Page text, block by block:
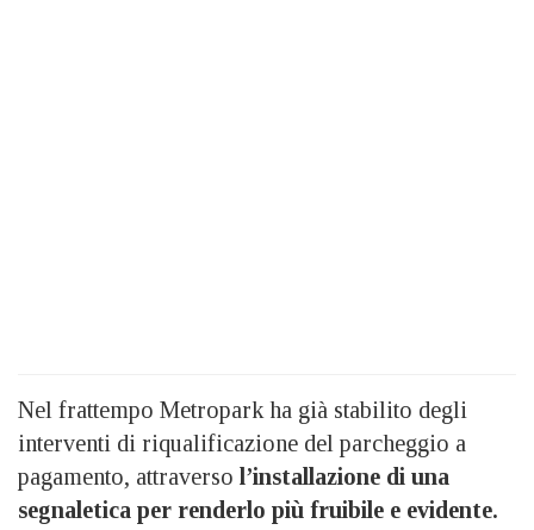
Nel frattempo Metropark ha già stabilito degli
interventi di riqualificazione del parcheggio a
pagamento, attraverso l’installazione di una
segnaletica per renderlo più fruibile e evidente.